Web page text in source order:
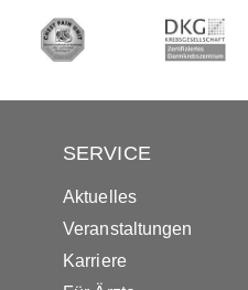
SERVICE
Aktuelles
Veranstaltungen
Karriere